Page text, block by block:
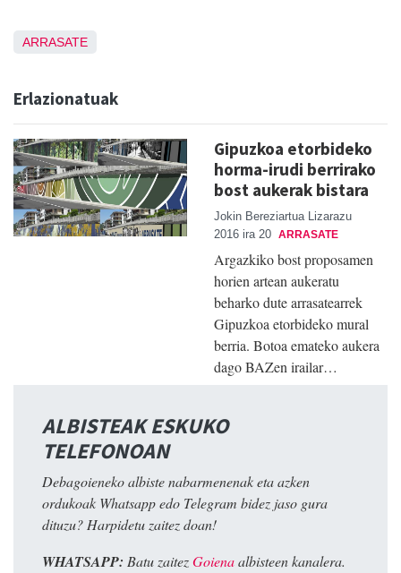
ARRASATE
Erlazionatuak
Gipuzkoa etorbideko
horma-irudi berrirako
bost aukerak bistara
Jokin Bereziartua Lizarazu
2016 ira 20 ARRASATE
Argazkiko bost proposamen
horien artean aukeratu
beharko dute arrasatearrek
Gipuzkoa etorbideko mural
berria. Botoa emateko aukera
dago BAZen irailar…
ALBISTEAK ESKUKO
TELEFONOAN
Debagoieneko albiste nabarmenenak eta azken
ordukoak Whatsapp edo Telegram bidez jaso gura
dituzu? Harpidetu zaitez doan!
WHATSAPP: Batu zaitezGoienaalbisteen kanalera.